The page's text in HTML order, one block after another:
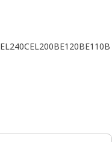
EL240CEL200BE120BE110B